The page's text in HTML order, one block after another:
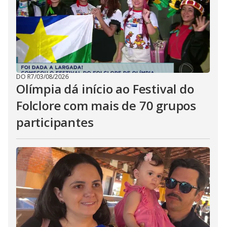
DO R7/03/08/2026
Olímpia dá início ao Festival do
Folclore com mais de 70 grupos
participantes